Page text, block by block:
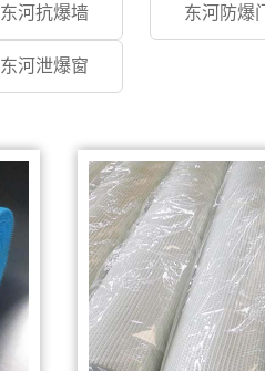
东河抗爆墙 东河防爆门
东河泄爆窗